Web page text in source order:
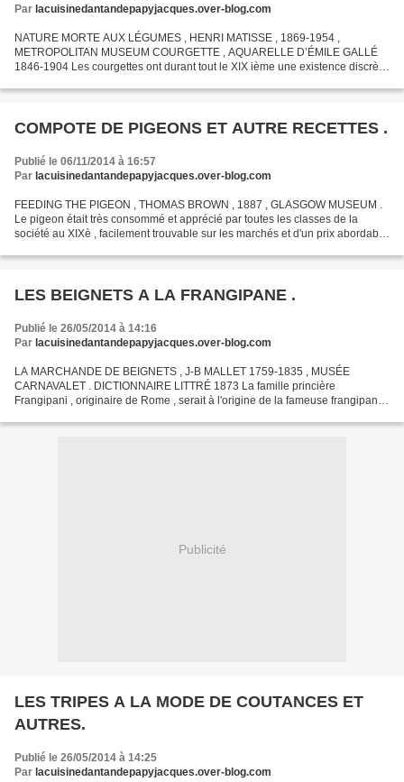
Par lacuisinedantandepapyjacques.over-blog.com
NATURE MORTE AUX LÉGUMES , HENRI MATISSE , 1869-1954 ,
METROPOLITAN MUSEUM COURGETTE , AQUARELLE D’ÉMILE GALLÉ
1846-1904 Les courgettes ont durant tout le XIX ième une existence discrète
COMPOTE DE PIGEONS ET AUTRE RECETTES .
Publié le 06/11/2014 à 16:57
Par lacuisinedantandepapyjacques.over-blog.com
FEEDING THE PIGEON , THOMAS BROWN , 1887 , GLASGOW MUSEUM .
Le pigeon était très consommé et apprécié par toutes les classes de la
société au XIXè , facilement trouvable sur les marchés et d'un prix abordable
LES BEIGNETS A LA FRANGIPANE .
Publié le 26/05/2014 à 14:16
Par lacuisinedantandepapyjacques.over-blog.com
LA MARCHANDE DE BEIGNETS , J-B MALLET 1759-1835 , MUSÉE
CARNAVALET . DICTIONNAIRE LITTRÉ 1873 La famille princière
Frangipani , originaire de Rome , serait à l'origine de la fameuse frangipane .
Publicité
LES TRIPES A LA MODE DE COUTANCES ET
AUTRES.
Publié le 26/05/2014 à 14:25
Par lacuisinedantandepapyjacques.over-blog.com